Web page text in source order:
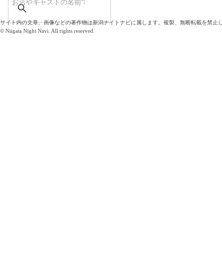
サイト内の文章、画像などの著作物は新潟ナイトナビに属します。複製、無断転載を禁止
© Niigata Night Navi. All rights reserved.